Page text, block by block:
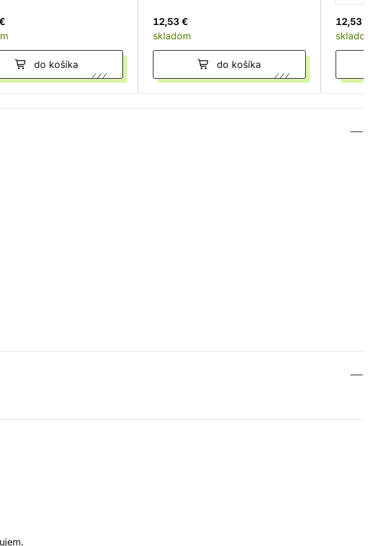
do košíka
12,53 €
skladom
do košíka
12,53 €
skladom